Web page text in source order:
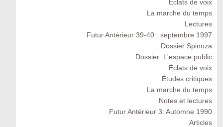
Eclats de voix
La marche du temps
Lectures
Futur Antérieur 39-40 : septembre 1997
Dossier Spinoza
Dossier: L'espace public
Éclats de voix
Études critiques
La marche du temps
Notes et lectures
Futur Antérieur 3: Automne 1990
Articles